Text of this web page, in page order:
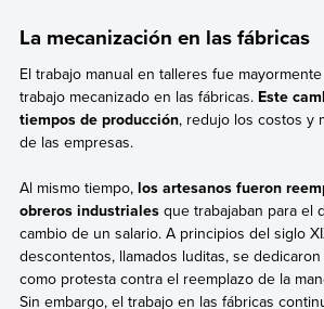
La mecanización en las fábricas
El trabajo manual en talleres fue
trabajo mecanizado en las fábricas. Este
tiempos de producción, redujo los costos y
de las empresas.
Al mismo tiempo, los artesanos fueron
obreros industrialesque trabajaban para el
cambio de un salario. A principios del siglo
descontentos, llamados luditas, se
como protesta contra el reemplazo de la
Sin embargo, el trabajo en las fábricas